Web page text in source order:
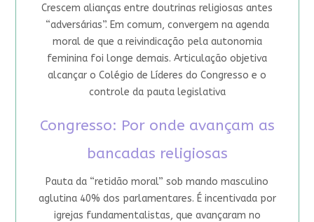
Crescem alianças entre doutrinas religiosas antes
“adversárias”. Em comum, convergem na agenda
moral de que a reivindicação pela autonomia
feminina foi longe demais. Articulação objetiva
alcançar o Colégio de Líderes do Congresso e o
controle da pauta legislativa
Congresso: Por onde avançam as
bancadas religiosas
Pauta da “retidão moral” sob mando masculino
aglutina 40% dos parlamentares. É incentivada por
igrejas fundamentalistas, que avançaram no